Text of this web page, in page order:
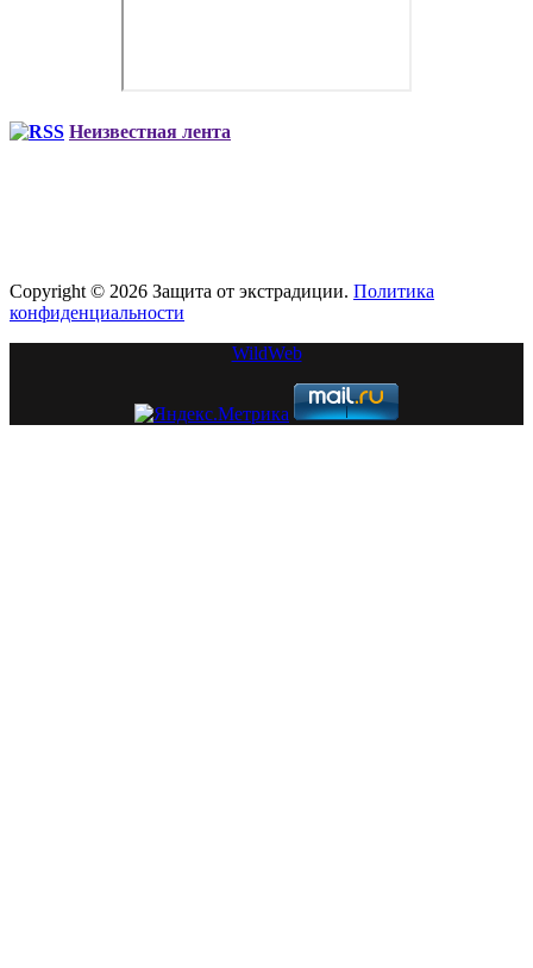
Неизвестная лента
Copyright © 2026 Защита от экстрадиции. Политика
конфиденциальности
WildWeb